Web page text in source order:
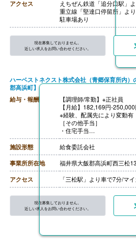
・被服手当 1,100円 ※1年
支給）
【賞与】年2回（計4.50ヶ月
【通勤手当】あり（上限
績
【退職金】あり※勤続3年以
アクセス
えちぜん鉄道「追分口駅」
重立線「堅達口停留所」よ
駐車場あり
現在募集しておりません。
近しい求人をお問い合わせください。
ハーベストネクスト株式会社（青郷保育所内
郡高浜町】
給与・報酬
【調理師/常勤】※正社員
【月給】182,169円-
※経験、配属先により変動有
［その他手当］
・住宅手当
【賞与】あり※契約による
【通勤手当】あり※規定内支
【昇給】あり※契約による
【退職金】あり※契約による
施設形態 給食委託会社
事業所所在地 福井県大飯郡高浜町西三松
アクセス 「三松駅」より車で7分/マ
現在募集しておりません。
近しい求人をお問い合わせください。